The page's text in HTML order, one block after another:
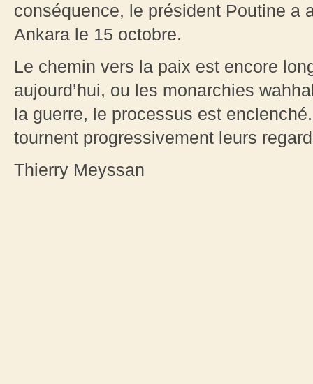
conséquence, le président Poutine a
Ankara le 15 octobre.
Le chemin vers la paix est encore
aujourd’hui, ou les monarchies
la guerre, le processus est
tournent progressivement leurs
Thierry Meyssan